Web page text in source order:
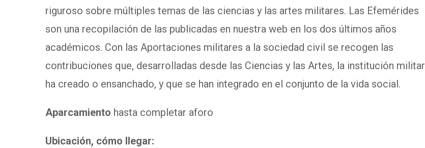
riguroso sobre múltiples temas de las ciencias y las artes militares. Las Efemérides
son una recopilación de las publicadas en nuestra web en los dos últimos años
académicos. Con las Aportaciones militares a la sociedad civil se recogen las
contribuciones que, desarrolladas desde las Ciencias y las Artes, la institución militar
ha creado o ensanchado, y que se han integrado en el conjunto de la vida social.
Aparcamiento hasta completar aforo
Ubicación, cómo llegar: